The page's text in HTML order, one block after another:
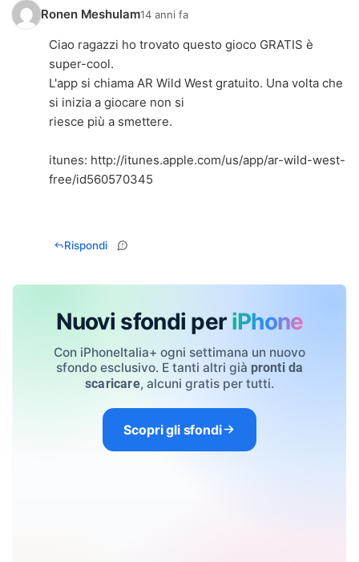
Ronen Meshulam14 anni fa
Ciao ragazzi ho trovato questo gioco GRATIS è
super-cool.
L'app si chiama AR Wild West gratuito. Una volta che
si inizia a giocare non si
riesce più a smettere.
itunes: http://itunes.apple.com/us/app/ar-wild-west-
free/id560570345
Rispondi
Nuovi sfondi per iPhone
Con iPhoneItalia+ ogni settimana un nuovo
sfondo esclusivo. E tanti altri già pronti da
scaricare, alcuni gratis per tutti.
Scopri gli sfondi